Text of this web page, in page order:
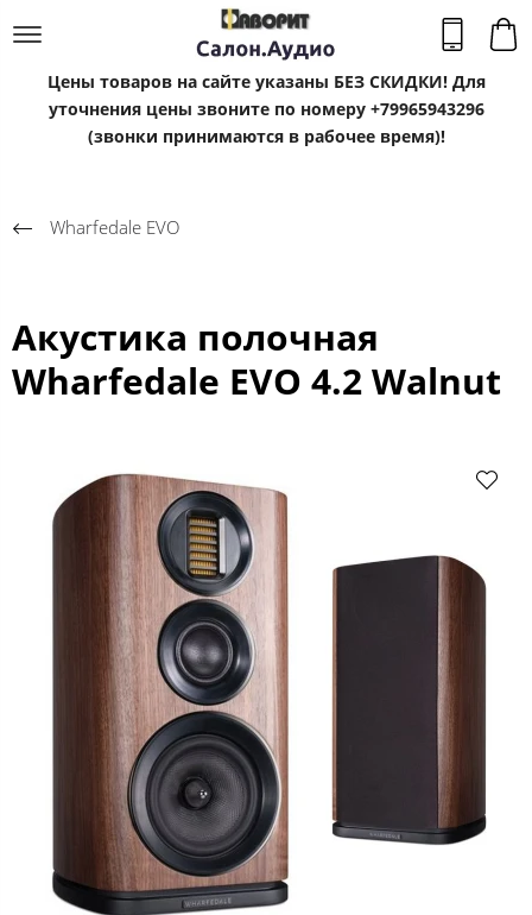
Цены товаров на сайте указаны БЕЗ СКИДКИ! Для
уточнения цены звоните по номеру +79965943296
(звонки принимаются в рабочее время)!
Wharfedale EVO
Акустика полочная
Wharfedale EVO 4.2 Walnut